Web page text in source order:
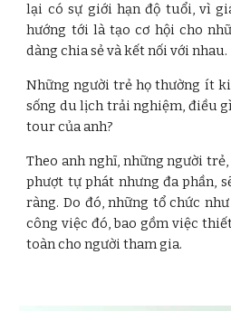
lại có sự giới hạn độ tuổi, vì
hướng tới là tạo cơ hội cho
dàng chia sẻ và kết nối với nhau.
Những người trẻ họ thường ít
sống du lịch trải nghiệm, điều
tour của anh?
Theo anh nghĩ, những người
phượt tự phát nhưng đa phần,
ràng. Do đó, những tổ chức
công việc đó, bao gồm việc
toàn cho người tham gia.